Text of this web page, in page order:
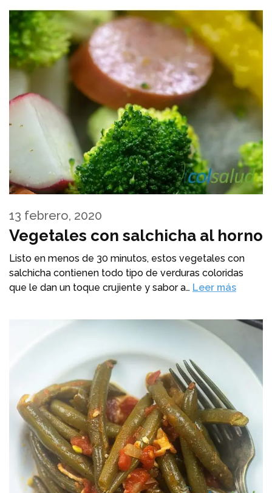
Vegetales con salchicha al horno
13 febrero, 2020
Listo en menos de 30 minutos, estos vegetales con
salchicha contienen todo tipo de verduras coloridas
que le dan un toque crujiente y sabor a… Leer más